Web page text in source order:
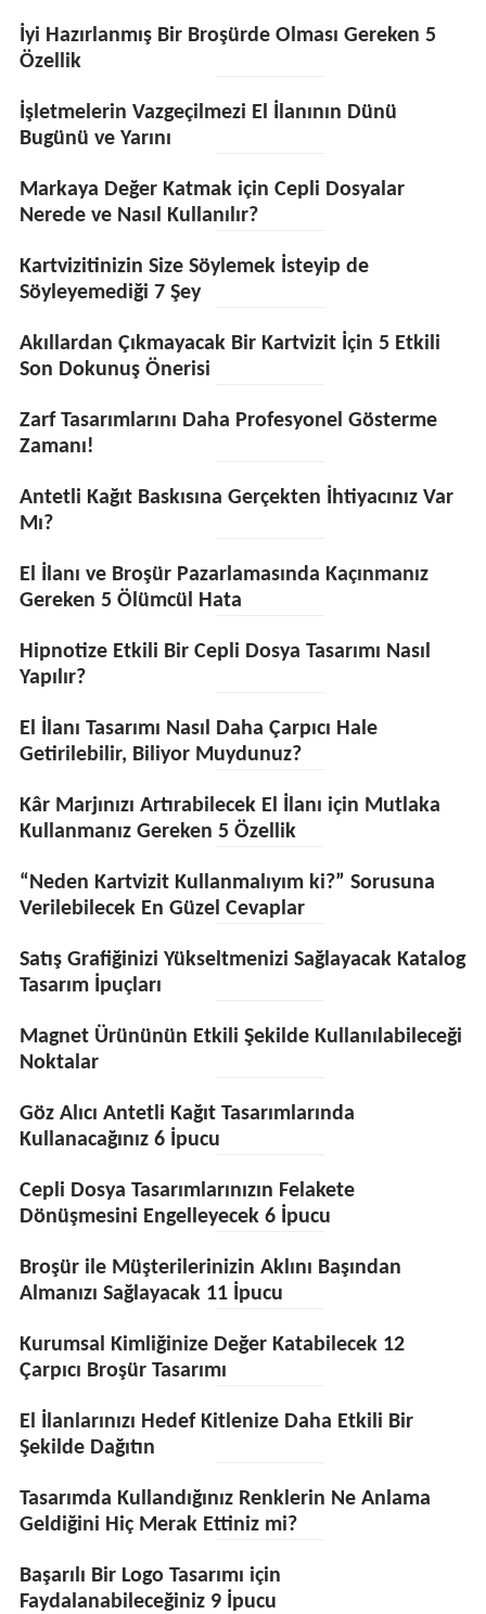
İyi Hazırlanmış Bir Broşürde Olması Gereken 5
Özellik
İşletmelerin Vazgeçilmezi El İlanının Dünü
Bugünü ve Yarını
Markaya Değer Katmak için Cepli Dosyalar
Nerede ve Nasıl Kullanılır?
Kartvizitinizin Size Söylemek İsteyip de
Söyleyemediği 7 Şey
Akıllardan Çıkmayacak Bir Kartvizit İçin 5 Etkili
Son Dokunuş Önerisi
Zarf Tasarımlarını Daha Profesyonel Gösterme
Zamanı!
Antetli Kağıt Baskısına Gerçekten İhtiyacınız Var
Mı?
El İlanı ve Broşür Pazarlamasında Kaçınmanız
Gereken 5 Ölümcül Hata
Hipnotize Etkili Bir Cepli Dosya Tasarımı Nasıl
Yapılır?
El İlanı Tasarımı Nasıl Daha Çarpıcı Hale
Getirilebilir, Biliyor Muydunuz?
Kâr Marjınızı Artırabilecek El İlanı için Mutlaka
Kullanmanız Gereken 5 Özellik
“Neden Kartvizit Kullanmalıyım ki?” Sorusuna
Verilebilecek En Güzel Cevaplar
Satış Grafiğinizi Yükseltmenizi Sağlayacak Katalog
Tasarım İpuçları
Magnet Ürününün Etkili Şekilde Kullanılabileceği
Noktalar
Göz Alıcı Antetli Kağıt Tasarımlarında
Kullanacağınız 6 İpucu
Cepli Dosya Tasarımlarınızın Felakete
Dönüşmesini Engelleyecek 6 İpucu
Broşür ile Müşterilerinizin Aklını Başından
Almanızı Sağlayacak 11 İpucu
Kurumsal Kimliğinize Değer Katabilecek 12
Çarpıcı Broşür Tasarımı
El İlanlarınızı Hedef Kitlenize Daha Etkili Bir
Şekilde Dağıtın
Tasarımda Kullandığınız Renklerin Ne Anlama
Geldiğini Hiç Merak Ettiniz mi?
Başarılı Bir Logo Tasarımı için
Faydalanabileceğiniz 9 İpucu